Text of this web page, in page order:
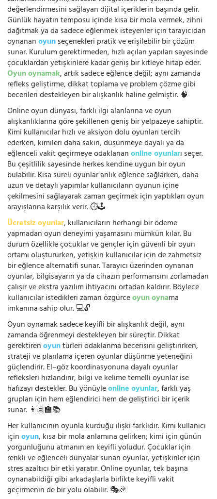
değerlendirmesini sağlayan dijital içeriklerin başında gelir.
Günlük hayatın temposu içinde kısa bir mola vermek, zihni
dağıtmak ya da sadece eğlenmek isteyenler için tarayıcıdan
oynananoyunseçenekleri pratik ve erişilebilir bir çözüm
sunar. Kurulum gerektirmeden, hızlı açılan yapıları sayesinde
çocuklardan yetişkinlere kadar geniş bir kitleye hitap eder.
Oyun oynamak, artık sadece eğlence değil; aynı zamanda
refleks geliştirme, dikkat toplama ve problem çözme gibi
becerileri destekleyen bir alışkanlık haline gelmiştir. 🧠
Online oyun dünyası, farklı ilgi alanlarına ve oyun
alışkanlıklarına göre şekillenen geniş bir yelpazeye sahiptir.
Kimi kullanıcılar hızlı ve aksiyon dolu oyunları tercih
ederken, kimileri daha sakin, düşünmeye dayalı ya da
eğlenceli vakit geçirmeye odaklananonline oyunları seçer.
Bu çeşitlilik sayesinde herkes kendine uygun bir oyun
bulabilir. Kısa süreli oyunlar anlık eğlence sağlarken, daha
uzun ve detaylı yapımlar kullanıcıların oyunun içine
çekilmesini sağlayarak zaman geçirmek için yaptıkları oyun
arayışlarına karşılık verir. ⏱️🕹️
Ücretsiz oyunlar, kullanıcıların herhangi bir ödeme
yapmadan oyun deneyimi yaşamasını mümkün kılar. Bu
durum özellikle çocuklar ve gençler için güvenli bir oyun
ortamı oluştururken, yetişkin kullanıcılar için de zahmetsiz
bir eğlence alternatifi sunar. Tarayıcı üzerinden oynanan
oyunlar, bilgisayarın ya da cihazın performansını zorlamadan
çalışır ve ekstra yazılım ihtiyacını ortadan kaldırır. Böylece
kullanıcılar istedikleri zaman özgürceoyun oynama
imkanına sahip olur. 💻🔓
Oyun oynamak sadece keyifli bir alışkanlık değil, aynı
zamanda öğrenmeyi destekleyen bir süreçtir. Dikkat
gerektirenoyuntürleri odaklanma becerisini geliştirirken,
strateji ve planlama içeren oyunlar düşünme yeteneğini
güçlendirir. El–göz koordinasyonuna dayalı oyunlar
refleksleri hızlandırır, bilgi ve kelime temelli oyunlar ise
hafızayı destekler. Bu yönüyleonline oyunlar, farklı yaş
grupları için hem eğlendirici hem de geliştirici bir içerik
sunar. 👩🏻‍🏫📚
Her kullanıcının oyunla kurduğu ilişki farklıdır. Kimi kullanıcı
içinoyun, kısa bir mola anlamına gelirken; kimi için günün
yorgunluğunu atmanın en keyifli yoludur. Çocuklar için
renkli ve eğlenceli dünyalar sunan oyunlar, yetişkinler için
stres azaltıcı bir etki yaratır. Online oyunlar, tek başına
oynanabildiği gibi arkadaşlarla birlikte keyifli vakit
geçirmenin de bir yolu olabilir. 🎭🎉